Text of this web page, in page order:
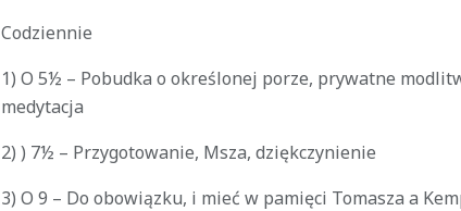
Codziennie
1) O 5½ – Pobudka o określonej porze, prywatne
medytacja
2) ) 7½ – Przygotowanie, Msza, dziękczynienie
3) O 9 – Do obowiązku, i mieć w pamięci Tomasza a